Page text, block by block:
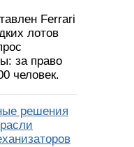
Ferrari
лотов
за право
человек.
решения